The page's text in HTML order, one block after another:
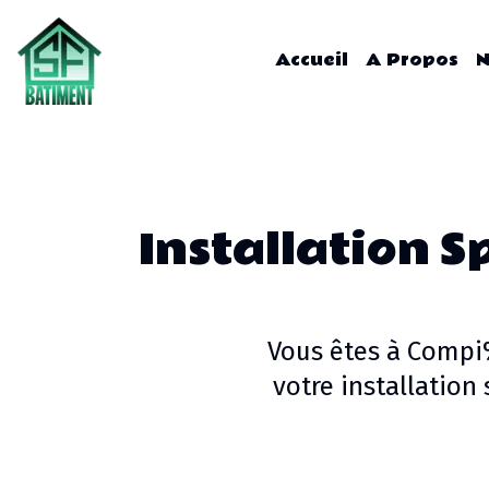
Accueil A Propos
Installation
Vous êtes à
votre installation